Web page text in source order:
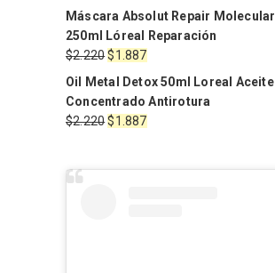
precio
original
era:
$1.568.
precio
actual
es:
$1.411.
Máscara Absolut Repair Molecular
250ml Lóreal Reparación
$2.220El
precio
original
era:
$2.220.
$1.887El
precio
actual
es:
$1.887.
Oil Metal Detox 50ml Loreal Aceite
Concentrado Antirotura
$2.220El
$1.887El